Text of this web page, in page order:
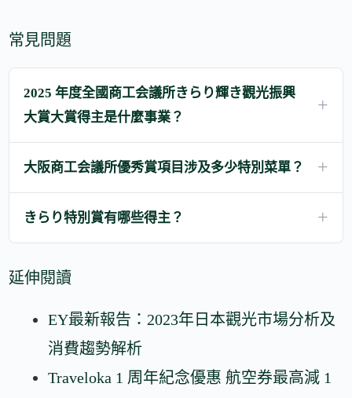
常見問題
2025 年度全國商工会議所きらり輝き觀光振興
大賞大賞得主是什麼事業？
大阪商工会議所優秀賞項目涉及多少特別菜單？
きらり特別賞有哪些得主？
延伸閱讀
EY最新報告：2023年日本觀光市場分析及
消費趨勢解析
Traveloka 1 周年紀念優惠 航空券最高減 1